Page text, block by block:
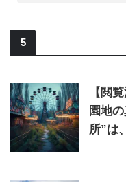
5
【閲
園地
所”は